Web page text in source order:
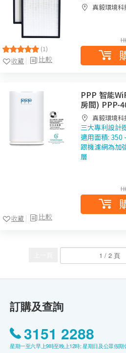
(1)
比較
收藏
真毅環境科
比較
收藏
PPP 智能
房間) PPP-
真毅環境科
三大專利設計
適用面積: 350
跟機濾網為加
層
訂購及查詢
3151 2288
星期一至六早上9時至晚上12時; 星期日及公眾假期